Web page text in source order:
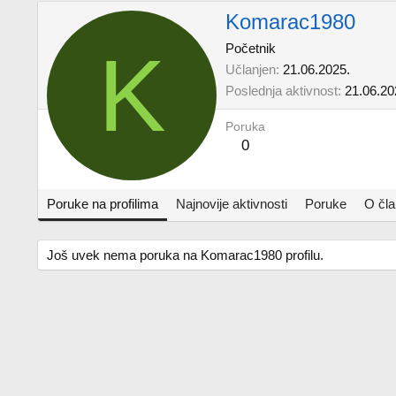
K
Komarac1980
Početnik
Učlanjen 21.06.2025.
Poslednja aktivnost
Poruka
0
Poruke na profilima Najnovije aktivnosti Poruke O
Još uvek nema poruka na Komarac1980 profilu.